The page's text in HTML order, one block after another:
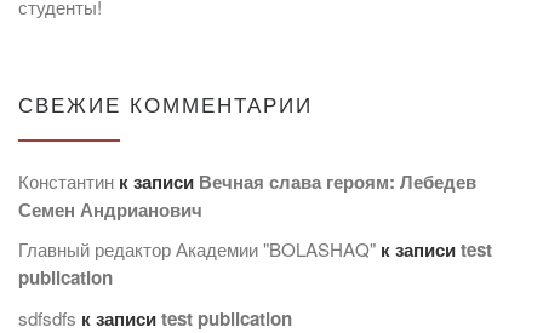
студенты!
СВЕЖИЕ КОММЕНТАРИИ
Константин к записи Вечная слава героям: Лебедев
Семен Андрианович
Главный редактор Академии "BOLASHAQ" к записиtest
publication
sdfsdfs к записиtest publication